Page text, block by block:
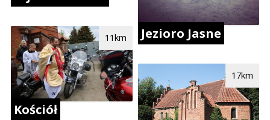
Kościół
11km Jezioro Jasne
17km